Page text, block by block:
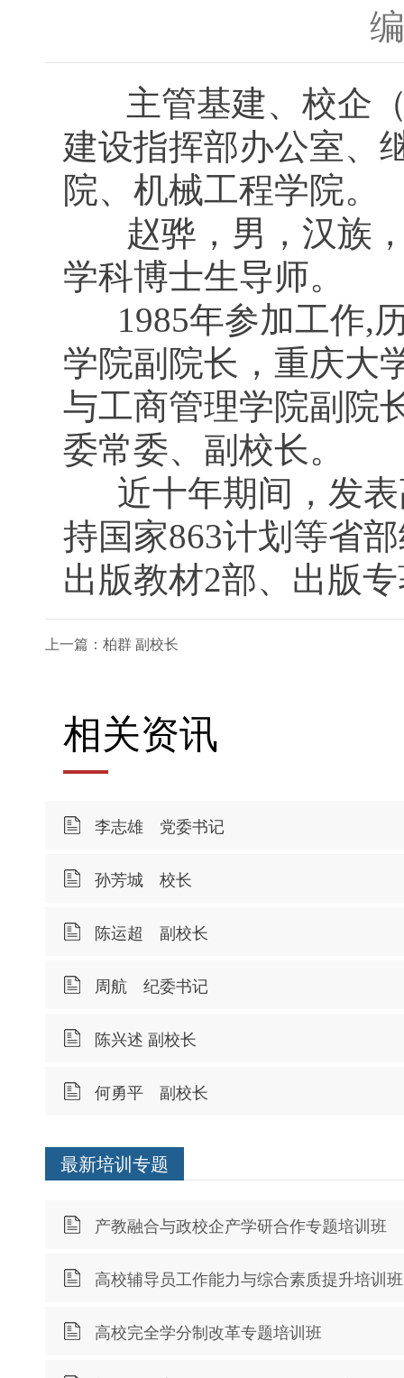
主管基建、校企（
建设指挥部办公室、
院、机械工程学院。
赵骅，男，汉族
学科博士生导师。
1985年参加工作,
学院副院长，重庆大
与工商管理学院副院
委常委、副校长。
近十年期间，发表
持国家863计划等省
出版教材2部、出版
上一篇：柏群 副校长
相关资讯
李志雄 党委书记
孙芳城 校长
陈运超 副校长
周航 纪委书记
陈兴述 副校长
何勇平 副校长
最新培训专题
产教融合与政校企产学研合作专题培训班
高校辅导员工作能力与综合素质提升培训班
高校完全学分制改革专题培训班